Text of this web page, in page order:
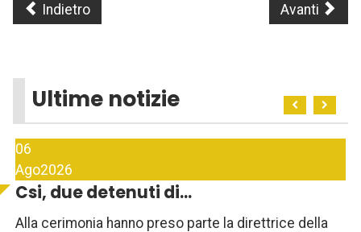
Indietro Avanti
Ultime notizie
06
Ago2026
Csi, due detenuti di...
Alla cerimonia hanno preso parte la direttrice della